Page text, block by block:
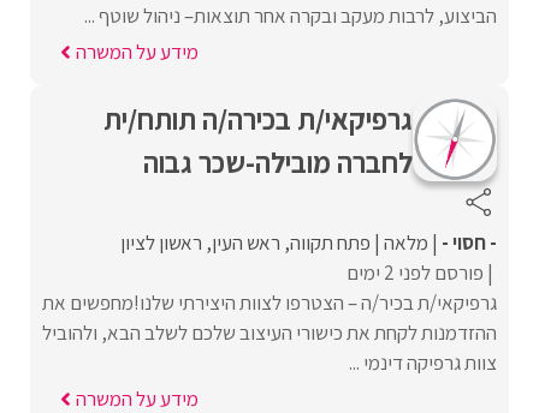
הביצוע, לרבות מעקב ובקרה אחר תוצאות– ניהול שוטף ...
מידע על המשרה
גרפיקאי/ת בכירה/ה תותח/ית
לחברה מובילה-שכר גבוה
- חסוי - מלאה פתח תקווה ראש העין ראשון לציון
פורסם לפני 2 ימים
גרפיקאי/ת בכיר/ה – הצטרפו לצוות היצירתי שלנו!מחפשים את
ההזדמנות לקחת את כישורי העיצוב שלכם לשלב הבא, ולהוביל
צוות גרפיקה דינמי ...
מידע על המשרה